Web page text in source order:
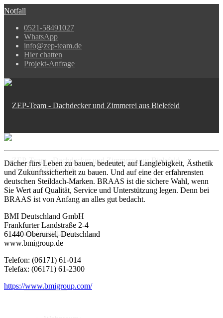
Notfall
0521-58491027
WhatsApp
info@zep-team.de
Hier chatten
Projekt-Anfrage
Dachcheck-Abo
Dachsanierung
Lebensraum+
Dächer fürs Leben zu bauen, bedeutet, auf Langlebigkeit, Ästhetik
und Zukunftssicherheit zu bauen. Und auf eine der erfahrensten
deutschen Steildach-Marken. BRAAS ist die sichere Wahl, wenn
Sie Wert auf Qualität, Service und Unterstützung legen. Denn bei
BRAAS ist von Anfang an alles gut bedacht.
BMI Deutschland GmbH
Frankfurter Landstraße 2-4
61440 Oberursel, Deutschland
www.bmigroup.de
Telefon: (06171) 61-014
Telefax: (06171) 61-2300
https://www.bmigroup.com/